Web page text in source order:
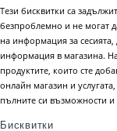
Тези бисквитки са
безпроблемно и не могат
на информация за сесията,
информация в магазина.
продуктите, които сте
онлайн магазин и
пълните си възможности
Бисквитки